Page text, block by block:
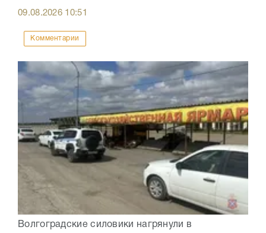
09.08.2026 10:51
Комментарии
Волгоградские силовики нагрянули в